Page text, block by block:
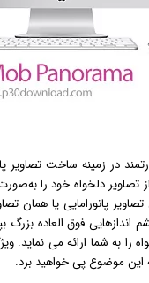
در زمینه ساخت تصاویر
تصاویر با چشم انداز ۳۶۰ درجه می باشند.
فوق العاده بزرگ
را به شما ارائه می نماید.
این موضوع پی خواهید برد.